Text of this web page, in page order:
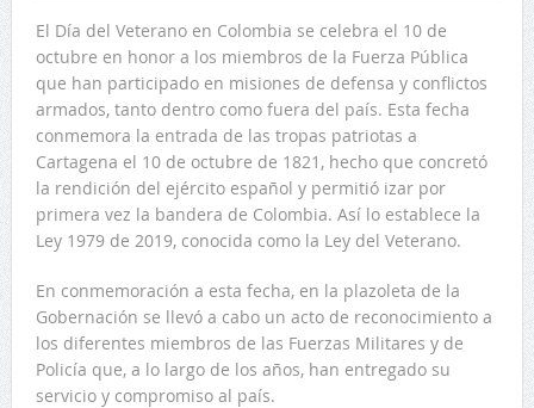
El Día del Veterano en Colombia se celebra el 10 de
octubre en honor a los miembros de la Fuerza Pública
que han participado en misiones de defensa y conflictos
armados, tanto dentro como fuera del país. Esta fecha
conmemora la entrada de las tropas patriotas a
Cartagena el 10 de octubre de 1821, hecho que concretó
la rendición del ejército español y permitió izar por
primera vez la bandera de Colombia. Así lo establece la
Ley 1979 de 2019, conocida como la Ley del Veterano.
En conmemoración a esta fecha, en la plazoleta de la
Gobernación se llevó a cabo un acto de reconocimiento a
los diferentes miembros de las Fuerzas Militares y de
Policía que, a lo largo de los años, han entregado su
servicio y compromiso al país.